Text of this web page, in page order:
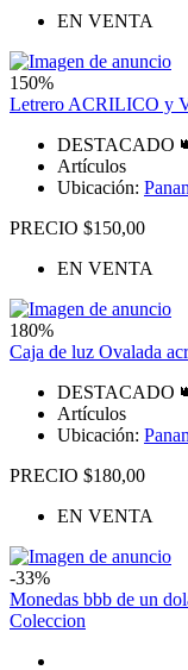
EN VENTA
150%
Letrero ACRILICO y
DESTACADO
Artículos
Ubicación:
PRECIO $150,00
EN VENTA
180%
Caja de luz Ovalada
DESTACADO
Artículos
Ubicación:
PRECIO $180,00
EN VENTA
-33%
Monedas bbb de un
Coleccion